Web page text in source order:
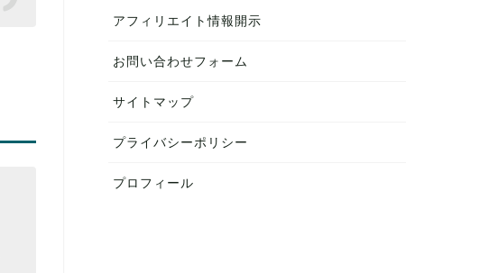
アフィリエイト情報開示
お問い合わせフォーム
サイトマップ
プライバシーポリシー
プロフィール